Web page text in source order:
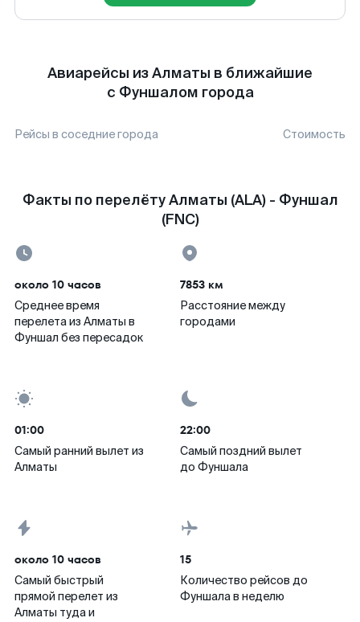
Авиарейсы из Алматы в ближайшие
с Фуншалом города
Рейсы в соседние города Стоимость
Факты по перелёту Алматы (ALA) - Фуншал
(FNC)
около 10 часов
Среднее время
перелета из Алматы в
Фуншал без пересадок
7853 км
Расстояние между
городами
01:00
Самый ранний вылет из
Алматы
22:00
Самый поздний вылет
до Фуншала
около 10 часов
Самый быстрый
прямой перелет из
Алматы туда и
15
Количество рейсов до
Фуншала в неделю